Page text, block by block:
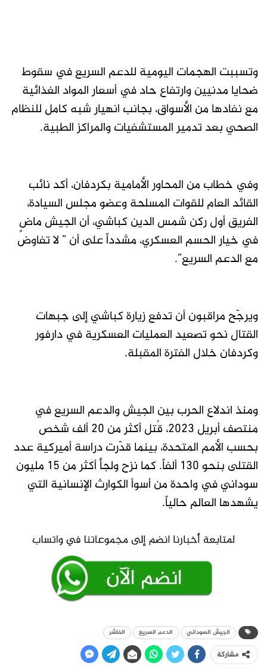
وتسببت الهجمات اليومية للدعم السريع في سقوط
ضحايا مدنيين وارتفاع حاد في أسعار المواد الغذائية
مع نفادها من الأسواق، بجانب انهيار شبه كامل للنظام
الصحي بعد تدمير المستشفيات والمراكز الطبية.
وفي خطاب من المحاور الأمامية بكردفان، أكد نائب
القائد العام للقوات المسلحة وعضو مجلس السيادة،
الفريق أول ركن شمس الدين كباشي، أن الجيش ماضٍ
في خيار الحسم العسكري، مشدداً على أن ” لا تفاوض
مع الدعم السريع”.
ويرجّح مراقبون أن تدفع زيارة كباشي إلى جبهات
القتال نحو تصعيد العمليات العسكرية في دارفور
وكردفان خلال الفترة المقبلة.
ومنذ اندلاع الحرب بين الجيش والدعم السريع في
منتصف أبريل 2023، قُتل أكثر من 20 ألف شخص
بحسب الأمم المتحدة، بينما قدّرت دراسة أميركية عدد
القتلى بنحو 130 ألفاً. كما نزح ولجأ أكثر من 15 مليون
سوداني في واحدة من أسوأ الكوارث الإنسانية التي
يشهدها العالم حالياً.
الجيش السوداني الدعم السريع الفاشر
مشاركة